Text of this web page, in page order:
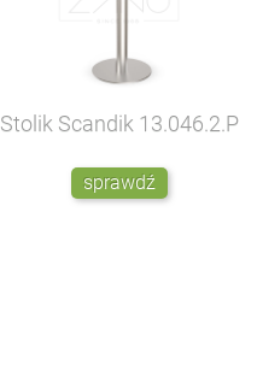
Stolik Scandik 13.046.2.P
sprawdź